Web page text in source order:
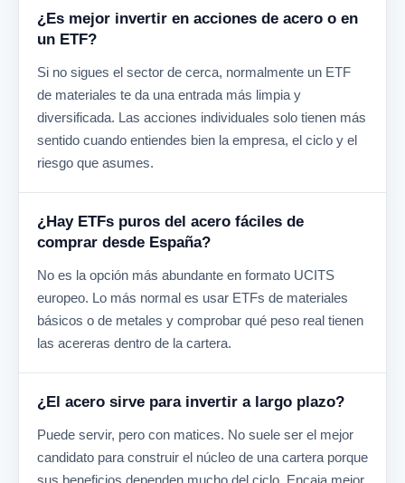
¿Es mejor invertir en acciones de acero o en
un ETF?
Si no sigues el sector de cerca, normalmente un ETF
de materiales te da una entrada más limpia y
diversificada. Las acciones individuales solo tienen más
sentido cuando entiendes bien la empresa, el ciclo y el
riesgo que asumes.
¿Hay ETFs puros del acero fáciles de
comprar desde España?
No es la opción más abundante en formato UCITS
europeo. Lo más normal es usar ETFs de materiales
básicos o de metales y comprobar qué peso real tienen
las acereras dentro de la cartera.
¿El acero sirve para invertir a largo plazo?
Puede servir, pero con matices. No suele ser el mejor
candidato para construir el núcleo de una cartera porque
sus beneficios dependen mucho del ciclo. Encaja mejor